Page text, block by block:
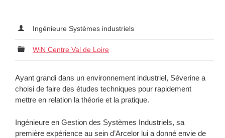
Ingénieure Systèmes industriels
WiN Centre Val de Loire
Ayant grandi dans un environnement industriel, Séverine a
choisi de faire des études techniques pour rapidement
mettre en relation la théorie et la pratique.
Ingénieure en Gestion des Systèmes Industriels, sa
première expérience au sein d’Arcelor lui a donné envie de